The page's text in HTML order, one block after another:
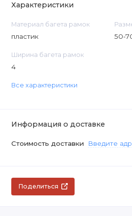
Характеристики
Материал багета рамок
пластик 50-
Ширина багета рамок
4
Все характеристики
Информация о доставке
Стоимость доставки Введите
Поделиться